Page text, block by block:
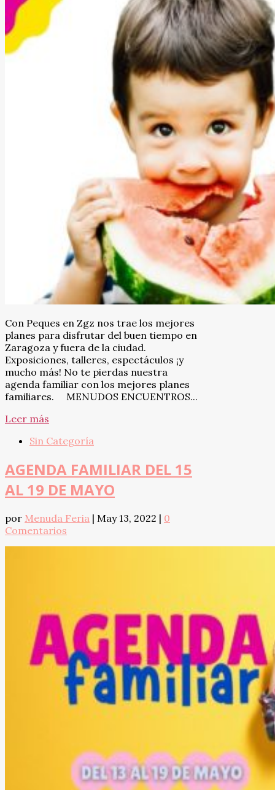
Con Peques en Zgz nos trae los mejores
planes para disfrutar del buen tiempo en
Zaragoza y fuera de la ciudad.
Exposiciones, talleres, espectáculos ¡y
mucho más! No te pierdas nuestra
agenda familiar con los mejores planes
familiares. MENUDOS ENCUENTROS...
Leer más
Sin Categoría
AGENDA FAMILIAR DEL 15
AL 19 DE MAYO
por Menuda Feria | May 13, 2022 | 0
Comentarios